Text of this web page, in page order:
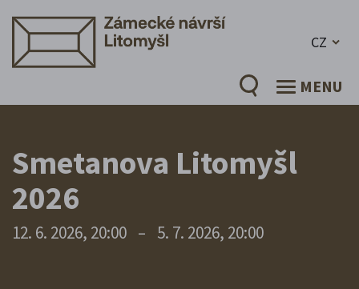
CZ
MENU
Smetanova Litomyšl
2026
12. 6. 2026, 20:00 – 5. 7. 2026, 20:00